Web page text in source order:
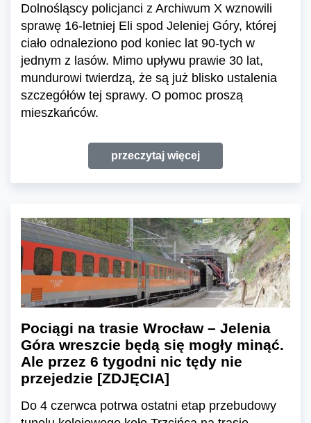
Dolnośląscy policjanci z Archiwum X wznowili
sprawę 16-letniej Eli spod Jeleniej Góry, której
ciało odnaleziono pod koniec lat 90-tych w
jednym z lasów. Mimo upływu prawie 30 lat,
mundurowi twierdzą, że są już blisko ustalenia
szczegółów tej sprawy. O pomoc proszą
mieszkańców.
przeczytaj więcej
Pociągi na trasie Wrocław – Jelenia
Góra wreszcie będą się mogły minąć.
Ale przez 6 tygodni nic tędy nie
przejedzie [ZDJĘCIA]
Do 4 czerwca potrwa ostatni etap przebudowy